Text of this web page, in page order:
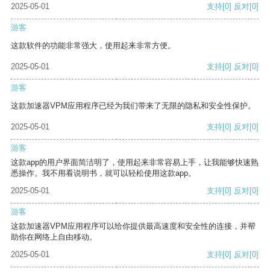
2025-05-01
支持[0] 反对[0]
游客
这款软件的功能非常强大，使用起来非常方便。
2025-05-01 支持[0] 反对[0]
游客
这款加速器VPM应用程序已经为我们带来了无限的隐私和安全性保护。
2025-05-01 支持[0] 反对[0]
游客
这款app的用户界面简洁明了，使用起来非常容易上手，让我能够快速熟
悉操作。我不用看说明书，就可以轻松使用这款app。
2025-05-01
支持[0] 反对[0]
游客
这款加速器VPM应用程序可以给你提供最高速度和安全性的连接，并帮
助你在网络上自由移动。
2025-05-01
支持[0] 反对[0]